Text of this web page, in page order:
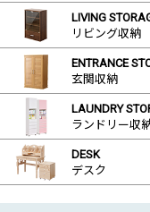
LIVING
リビング収納
ENTRANCE
玄関収納
LAUNDRY
ランドリー収
DESK
デスク